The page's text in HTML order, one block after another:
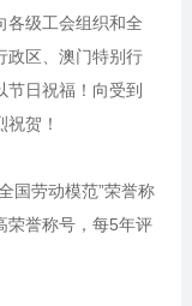
各级工会组织和全
政区、澳门特别行
日祝福！向受到
贺！
国劳动模范”荣誉称
荣誉称号，每5年评